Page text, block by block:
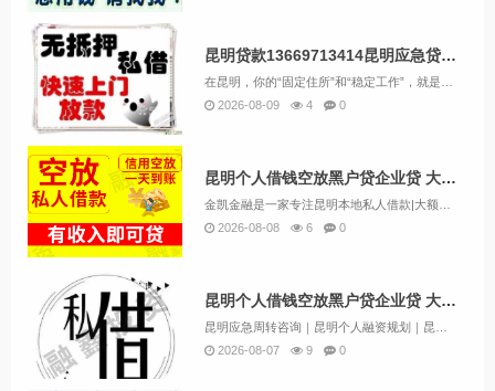
昆明贷款13669713414昆明应急贷 不看征信免担保快速借钱
2026-08-09
4 0
昆明个人借钱空放黑户贷企业贷 大额贷款 昆明就用钱来找我当天下款
2026-08-08
6 0
昆明个人借钱空放黑户贷企业贷 大额贷款 昆明当天下款
2026-08-07
9 0